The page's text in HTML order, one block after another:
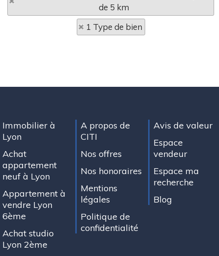
de 5 km
1 Type de bien
Immobilier à
Lyon
Achat
appartement
neuf à Lyon
Appartement à
vendre Lyon
6ème
Achat studio
Lyon 2ème
A propos de
CITI
Nos offres
Nos honoraires
Mentions
légales
Politique de
confidentialité
Avis de valeur
Espace
vendeur
Espace ma
recherche
Blog